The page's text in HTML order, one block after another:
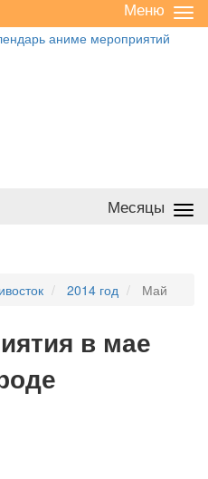
/
Меню
Месяцы
2014 год Май
в мае